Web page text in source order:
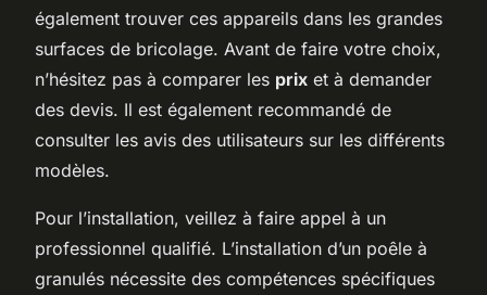
également trouver ces appareils dans les grandes
surfaces de bricolage. Avant de faire votre choix,
n’hésitez pas à comparer les prix et à demander
des devis. Il est également recommandé de
consulter les avis des utilisateurs sur les différents
modèles.
Pour l’installation, veillez à faire appel à un
professionnel qualifié. L’installation d’un poêle à
granulés nécessite des compétences spécifiques